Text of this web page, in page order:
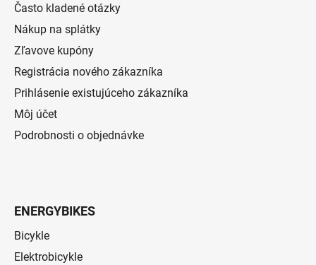
Často kladené otázky
Nákup na splátky
Zľavove kupóny
Registrácia nového zákazníka
Prihlásenie existujúceho zákazníka
Môj účet
Podrobnosti o objednávke
ENERGYBIKES
Bicykle
Elektrobicykle